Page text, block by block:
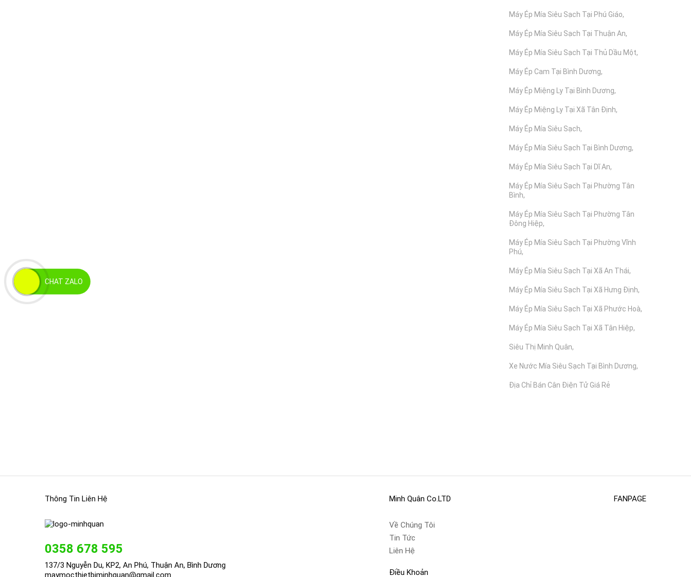
Máy Ép Mía Siêu Sạch Tại Phú Giáo
Máy Ép Mía Siêu Sạch Tại Thuận An
Máy Ép Mía Siêu Sạch Tại Thủ Dầu Một
Máy Ép Cam Tại Bình Dương
Máy Ép Miệng Ly Tại Bình Dương
Máy Ép Miệng Ly Tại Xã Tân Định
Máy Ép Mía Siêu Sạch
Máy Ép Mía Siêu Sạch Tại Bình Dương
Máy Ép Mía Siêu Sạch Tại Dĩ An
Máy Ép Mía Siêu Sạch Tại Phường Tân
Bình
Máy Ép Mía Siêu Sạch Tại Phường Tân
Đông Hiệp
Máy Ép Mía Siêu Sạch Tại Phường Vĩnh
Phú
Máy Ép Mía Siêu Sạch Tại Xã An Thái
Máy Ép Mía Siêu Sạch Tại Xã Hưng Định
Máy Ép Mía Siêu Sạch Tại Xã Phước Hoà
Máy Ép Mía Siêu Sạch Tại Xã Tân Hiệp
Siêu Thị Minh Quân
Xe Nước Mía Siêu Sạch Tại Bình Dương
Địa Chỉ Bán Cân Điện Tử Giá Rẻ
CHAT ZALO
Thông Tin Liên Hệ
0358 678 595
137/3 Nguyễn Du, KP2, An Phú, Thuận An, Bình Dương
maymocthietbiminhquan@gmail.com
Minh Quân Co.LTD
Về Chúng Tôi
Tin Tức
Liên Hệ
Điều Khoản
FANPAGE